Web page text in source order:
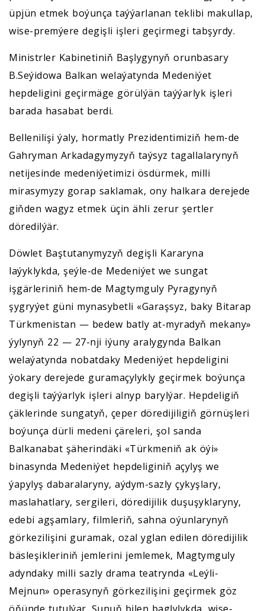
üpjün etmek boýunça taýýarlanan teklibi makullap,
wise-premýere degişli işleri geçirmegi tabşyrdy.
Ministrler Kabinetiniň Başlygynyň orunbasary
B.Seýidowa Balkan welaýatynda Medeniýet
hepdeligini geçirmäge görülýän taýýarlyk işleri
barada hasabat berdi.
Bellenilişi ýaly, hormatly Prezidentimiziň hem-de
Gahryman Arkadagymyzyň taýsyz tagallalarynyň
netijesinde medeniýetimizi ösdürmek, milli
mirasymyzy gorap saklamak, ony halkara derejede
giňden wagyz etmek üçin ähli zerur şertler
döredilýär.
Döwlet Baştutanymyzyň degişli Kararyna
laýyklykda, şeýle-de Medeniýet we sungat
işgärleriniň hem-de Magtymguly Pyragynyň
şygryýet güni mynasybetli «Garaşsyz, baky Bitarap
Türkmenistan — bedew batly at-myradyň mekany»
ýylynyň 22 — 27-nji iýuny aralygynda Balkan
welaýatynda nobatdaky Medeniýet hepdeligini
ýokary derejede guramaçylykly geçirmek boýunça
degişli taýýarlyk işleri alnyp barylýar. Hepdeligiň
çäklerinde sungatyň, çeper döredijiligiň görnüşleri
boýunça dürli medeni çäreleri, şol sanda
Balkanabat şäherindäki «Türkmeniň ak öýi»
binasynda Medeniýet hepdeliginiň açylyş we
ýapylyş dabaralaryny, aýdym-sazly çykyşlary,
maslahatlary, sergileri, döredijilik duşuşyklaryny,
edebi agşamlary, filmleriň, sahna oýunlarynyň
görkezilişini guramak, ozal yglan edilen döredijilik
bäsleşikleriniň jemlerini jemlemek, Magtymguly
adyndaky milli sazly drama teatrynda «Leýli-
Mejnun» operasynyň görkezilişini geçirmek göz